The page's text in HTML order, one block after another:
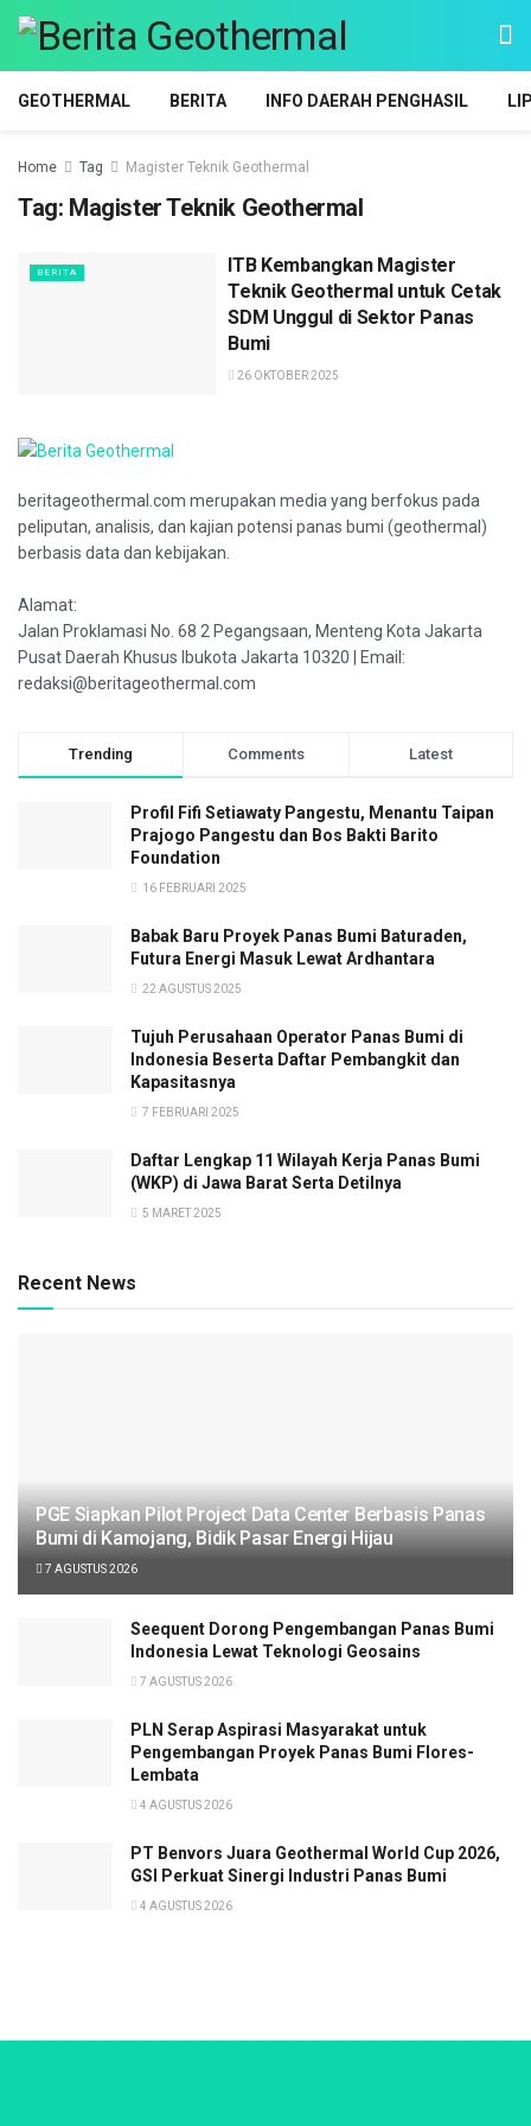
GEOTHERMAL BERITA INFO DAERAH PENGHASIL
Home Tag Magister Teknik Geothermal
Tag: Magister Teknik Geothermal
BERITA
ITB Kembangkan Magister
Teknik Geothermal untuk Cetak
SDM Unggul di Sektor Panas
Bumi
26 OKTOBER 2025
beritageothermal.com merupakan media yang berfokus pada
peliputan, analisis, dan kajian potensi panas bumi (geothermal)
berbasis data dan kebijakan.
Alamat:
Jalan Proklamasi No. 68 2 Pegangsaan, Menteng Kota Jakarta
Pusat Daerah Khusus Ibukota Jakarta 10320 | Email:
redaksi@beritageothermal.com
Trending Comments Latest
Profil Fifi Setiawaty Pangestu, Menantu Taipan
Prajogo Pangestu dan Bos Bakti Barito
Foundation
16 FEBRUARI 2025
Babak Baru Proyek Panas Bumi Baturaden,
Futura Energi Masuk Lewat Ardhantara
22 AGUSTUS 2025
Tujuh Perusahaan Operator Panas Bumi di
Indonesia Beserta Daftar Pembangkit dan
Kapasitasnya
7 FEBRUARI 2025
Daftar Lengkap 11 Wilayah Kerja Panas Bumi
(WKP) di Jawa Barat Serta Detilnya
5 MARET 2025
Recent News
PGE Siapkan Pilot Project Data Center Berbasis Panas
Bumi di Kamojang, Bidik Pasar Energi Hijau
7 AGUSTUS 2026
Seequent Dorong Pengembangan Panas Bumi
Indonesia Lewat Teknologi Geosains
7 AGUSTUS 2026
PLN Serap Aspirasi Masyarakat untuk
Pengembangan Proyek Panas Bumi Flores-
Lembata
4 AGUSTUS 2026
PT Benvors Juara Geothermal World Cup 2026,
GSI Perkuat Sinergi Industri Panas Bumi
4 AGUSTUS 2026